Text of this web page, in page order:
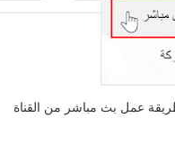
عمل بث مباشر من القناة